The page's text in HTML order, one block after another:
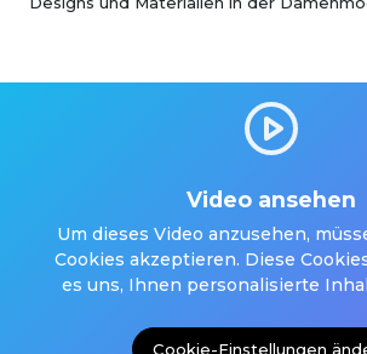
Video ansehen
Um dieses Video anzusehen,
Cookies akzeptieren. Diese
es uns, Ihnen personalisierte
Cookie-Einstellungen